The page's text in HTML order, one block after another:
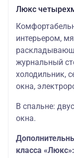
Люкс
интерьером,
журнальный
холодильник,
окна,
В спальне:
окна.
класса «Люкс»: